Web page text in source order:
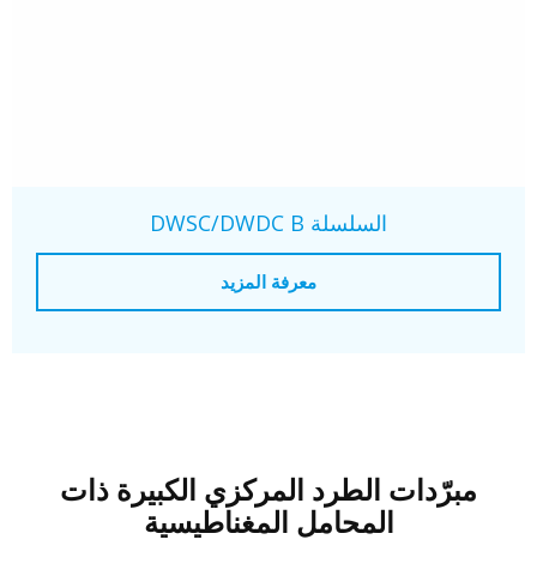
السلسلة DWSC/DWDC B
معرفة المزيد
مبرّدات الطرد المركزي الكبيرة ذات
المحامل المغناطيسية